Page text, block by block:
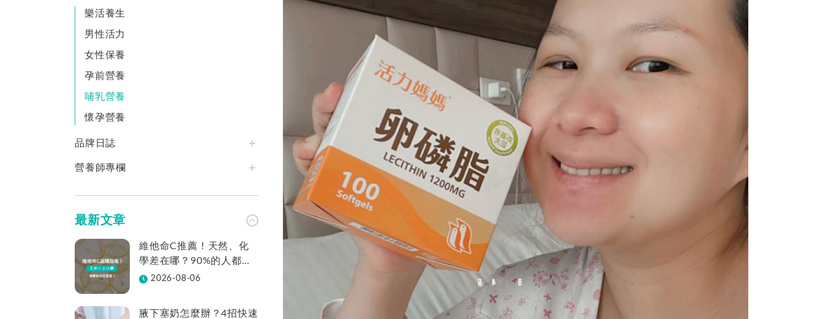
樂活養生
男性活力
女性保養
孕前營養
哺乳營養
懷孕營養
品牌日誌
營養師專欄
最新文章
維他命C推薦！天然、化
學差在哪？90%的人都不
知道怎麼挑！帶你一次看
2026-08-06
腋下塞奶怎麼辦？4招快速